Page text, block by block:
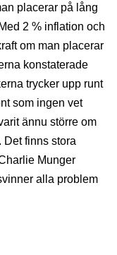
placerar på lång
2 % inflation och
om man placerar
konstaterade
trycker upp runt
som ingen vet
ännu större om
Det finns stora
Munger
alla problem